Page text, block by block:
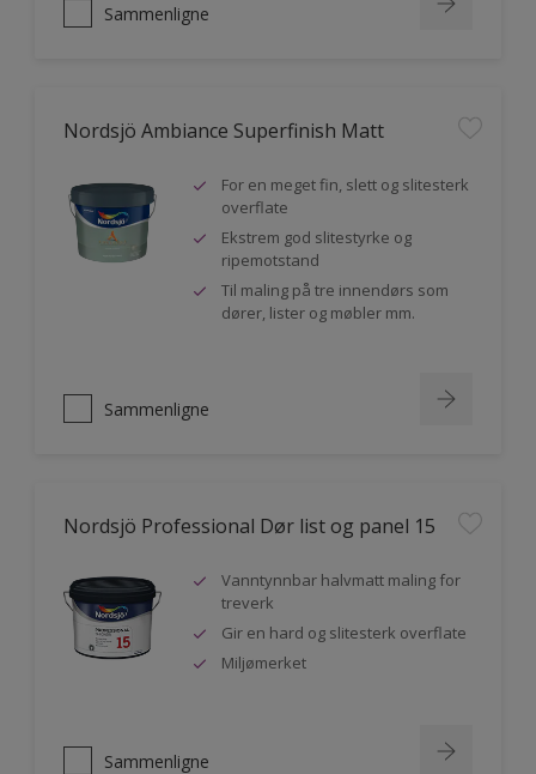
Sammenligne
Nordsjö Ambiance Superfinish Matt
For en meget fin, slett og slitesterk
overflate
Ekstrem god slitestyrke og
ripemotstand
Til maling på tre innendørs som
dører, lister og møbler mm.
Sammenligne
Nordsjö Professional Dør list og panel 15
Vanntynnbar halvmatt maling for
treverk
Gir en hard og slitesterk overflate
Miljømerket
Sammenligne